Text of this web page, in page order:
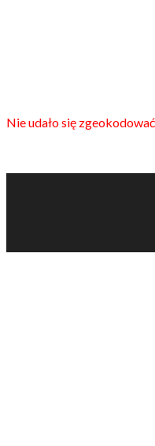
Nie udało się